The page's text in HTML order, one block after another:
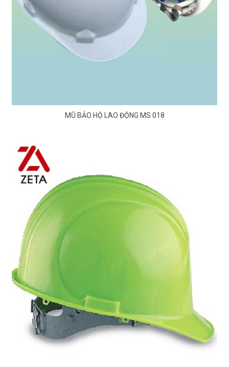
MŨ BẢO HỘ LAO ĐỘNG MS 018